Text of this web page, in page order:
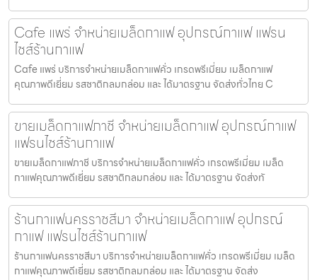
Cafe แพร่ จำหน่ายเมล็ดกาแฟ อุปกรณ์กาแฟ แฟรน
ไชส์ร้านกาแฟ
Cafe แพร่ บริการจำหน่ายเมล็ดกาแฟคั่ว เกรดพรีเมี่ยม เมล็ดกาแฟ
คุณภาพดีเยี่ยม รสชาติกลมกล่อม และ ได้มาตรฐาน จัดส่งทั่วไทย C
ขายเมล็ดกาแฟภาชี จำหน่ายเมล็ดกาแฟ อุปกรณ์กาแฟ
แฟรนไชส์ร้านกาแฟ
ขายเมล็ดกาแฟภาชี บริการจำหน่ายเมล็ดกาแฟคั่ว เกรดพรีเมี่ยม เมล็ด
กาแฟคุณภาพดีเยี่ยม รสชาติกลมกล่อม และ ได้มาตรฐาน จัดส่งทั
ร้านกาแฟนครราชสีมา จำหน่ายเมล็ดกาแฟ อุปกรณ์
กาแฟ แฟรนไชส์ร้านกาแฟ
ร้านกาแฟนครราชสีมา บริการจำหน่ายเมล็ดกาแฟคั่ว เกรดพรีเมี่ยม เมล็ด
กาแฟคุณภาพดีเยี่ยม รสชาติกลมกล่อม และ ได้มาตรฐาน จัดส่ง